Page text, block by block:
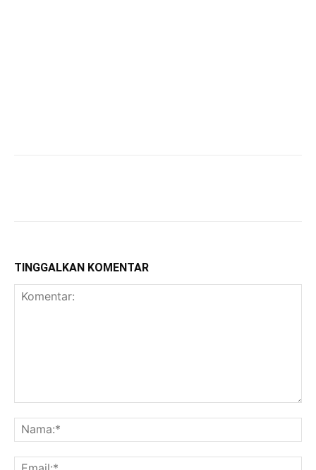
TINGGALKAN KOMENTAR